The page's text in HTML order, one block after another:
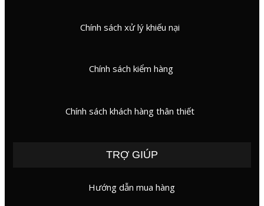
TRỢ GIÚP
Hướng dẫn mua hàng
Chính sách xử lý khiếu nại
Chính sách kiểm hàng
Chính sách khách hàng thân thiết